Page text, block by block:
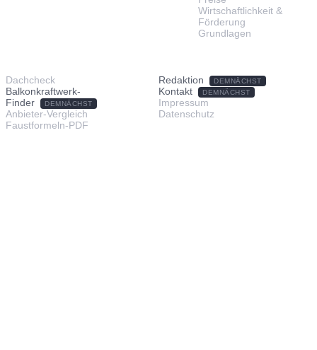
Wirtschaftlichkeit &
Förderung
Grundlagen
Dachcheck
Balkonkraftwerk-
Finder
DEMNÄCHST
Anbieter-Vergleich
Faustformeln-PDF
Redaktion DEMNÄCHST
Kontakt DEMNÄCHST
Impressum
Datenschutz